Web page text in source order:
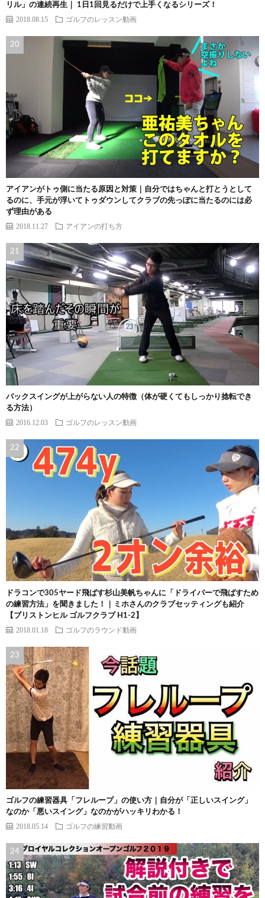
リル」の連続再生｜ 1日1回見るだけで上手くなるシリーズ！
2018.08.15 ゴルフのレッスン動画
アイアンがトゥ側に当たる原因と対策｜自分ではちゃんと打とうとして
るのに、手元が浮いてトゥダウンしてクラブの先っぽに当たるのには必
ず理由がある
2018.11.27 アイアンの打ち方
バックスイングが上がらない人の特徴（体が硬くてもしっかり捻転でき
る方法）
2016.12.03 ゴルフのレッスン動画
ドラコンで305ヤード飛ばす杉山美帆ちゃんに「ドライバーで飛ばすため
の練習方法」を聞きました！｜ミホさんのクラブセッティングも紹介
【ブリストンヒル ゴルフクラブ H1-2】
2018.01.18 ゴルフのラウンド動画
ゴルフの練習器具「フレループ」の使い方｜自分が「正しいスイング」
なのか「悪いスイング」なのかがハッキリわかる！
2018.05.14 ゴルフの練習動画